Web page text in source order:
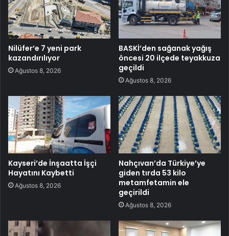
Nilüfer’e 7 yeni park
kazandırılıyor
Ağustos 8, 2026
BASKİ’den sağanak yağış
öncesi 20 ilçede teyakkuza
geçildi
Ağustos 8, 2026
Kayseri’de İnşaatta İşçi
Hayatını Kaybetti
Ağustos 8, 2026
Nahçıvan’da Türkiye’ye
giden tırda 53 kilo
metamfetamin ele
geçirildi
Ağustos 8, 2026